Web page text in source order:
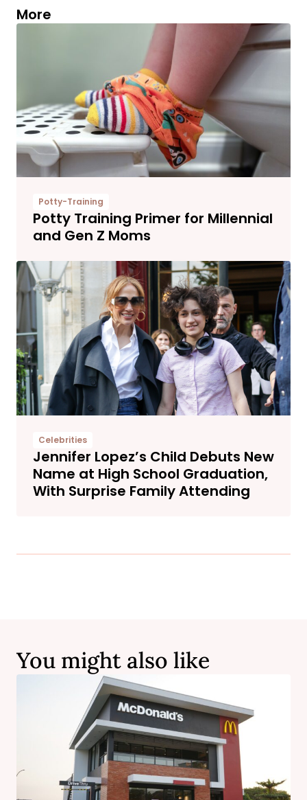
More
Potty-Training
Potty Training Primer for Millennial
and Gen Z Moms
Celebrities
Jennifer Lopez’s Child Debuts New
Name at High School Graduation,
With Surprise Family Attending
You might also like